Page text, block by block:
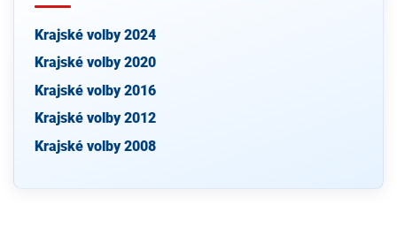
Krajské volby 2024
Krajské volby 2020
Krajské volby 2016
Krajské volby 2012
Krajské volby 2008